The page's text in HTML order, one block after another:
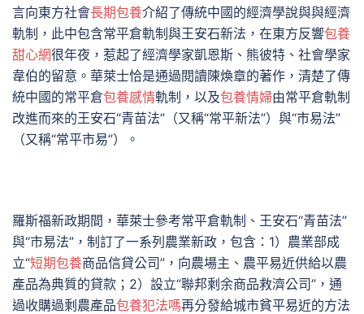
言向東方社會長期包養介紹了傳統中國的經濟學說與與經濟
軌制，此中包含常平倉軌制與王安石新法，在東方反響包養
甜心網很年夜，惹起了經濟學家凱恩斯、熊彼特、社會學家
韋伯的留意。華萊士恰是通過閱讀陳煥章的著作，清楚了傳
統中國的常平倉包養感情軌制，以及包養情婦由常平倉軌制
改進而來的王安石“青苗法”（又稱“常平新法”）與“市易法”
（又稱“常平市易”）。
羅斯福新政期間，華萊士參考常平倉軌制、王安石“青苗法”
與“市易法”，制訂了一系列農業新政，包含：1）農業部成
立“短期包養商品信貸公司”，向農場主、農平易近供給以農
產品為典質的貸款；2）設立“聯邦剩余商品救濟公司”，通
過收購過剩農產品包養犯法嗎再分發給城市貧平易近的方法